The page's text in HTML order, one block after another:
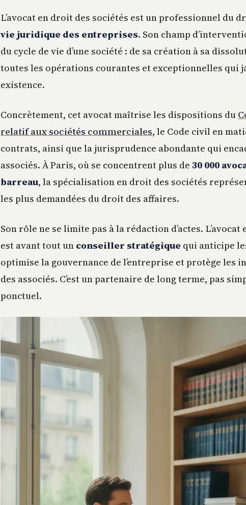
L’avocat en droit des sociétés est un professionnel du
vie juridique des entreprises. Son champ
du cycle de vie d’une société : de sa création à sa
toutes les opérations courantes et exceptionnelles qui
existence.
Concrètement, cet avocat maîtrise les dispositions du
relatif aux sociétés commerciales, le Code civil en
contrats, ainsi que la jurisprudence abondante qui
associés. À Paris, où se concentrent plus de 30 000
barreau, la spécialisation en droit des sociétés
les plus demandées du droit des affaires.
Son rôle ne se limite pas à la rédaction d’actes.
est avant tout un conseiller stratégique qui anticipe
optimise la gouvernance de l’entreprise et protège les
des associés. C’est un partenaire de long terme, pas
ponctuel.